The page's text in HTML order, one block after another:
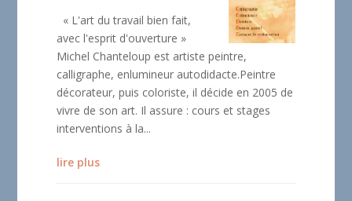
« L'art du travail bien fait,
avec l'esprit d'ouverture »
Michel Chanteloup est artiste peintre,
calligraphe, enlumineur autodidacte.Peintre
décorateur, puis coloriste, il décide en 2005 de
vivre de son art. Il assure : cours et stages
interventions à la...
lire plus